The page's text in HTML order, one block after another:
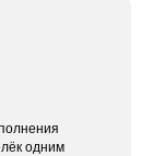
одним